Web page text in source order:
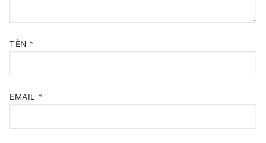
E1 / T1 / PRI VoIP Gateway
PRI VoIP Gateway TE100
PRI VoIP Gateway TE200
BRI VoIP Gateway
LIÊN HỆ
TÊN *
EMAIL *